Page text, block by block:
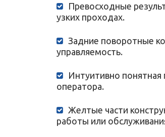
Превосходные
узких проходах.
Задние поворотные
управляемость.
Интуитивно понятная
оператора.
Желтые части
работы или